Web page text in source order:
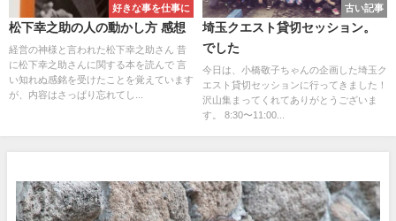
好きな事を仕事に
松下幸之助の人の動かし方 感想
経営の神様と言われた松下幸之助さん 昔
に松下幸之助さんに関する本を読んで 言
い知れぬ感銘を受けたことを覚えています
が、内容はさっぱり忘れてし...
古い記事
埼玉クエスト貸切セッション。
でした
今日は、小橋敬子ちゃんの企画した埼玉ク
エスト貸切セッションに行ってきました！
沢山集まってくれてありがとうございま
す。 8:30〜11:00...